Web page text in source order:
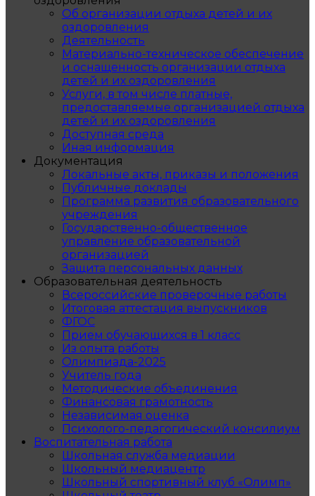
Об организации отдыха детей и их
оздоровления
Деятельность
Материально-техническое обеспечение
и оснащенность организации отдыха
детей и их оздоровления
Услуги, в том числе платные,
предоставляемые организацией отдыха
детей и их оздоровления
Доступная среда
Иная информация
Документация
Локальные акты, приказы и положения
Публичные доклады
Программа развития образовательного
учреждения
Государственно-общественное
управление образовательной
организацией
Защита персональных данных
Образовательная деятельность
Всероссийские проверочные работы
Итоговая аттестация выпускников
ФГОС
Прием обучающихся в 1 класс
Из опыта работы
Олимпиада-2025
Учитель года
Методические объединения
Финансовая грамотность
Независимая оценка
Психолого-педагогический консилиум
Воспитательная работа
Школьная служба медиации
Школьный медиацентр
Школьный спортивный клуб «Олимп»